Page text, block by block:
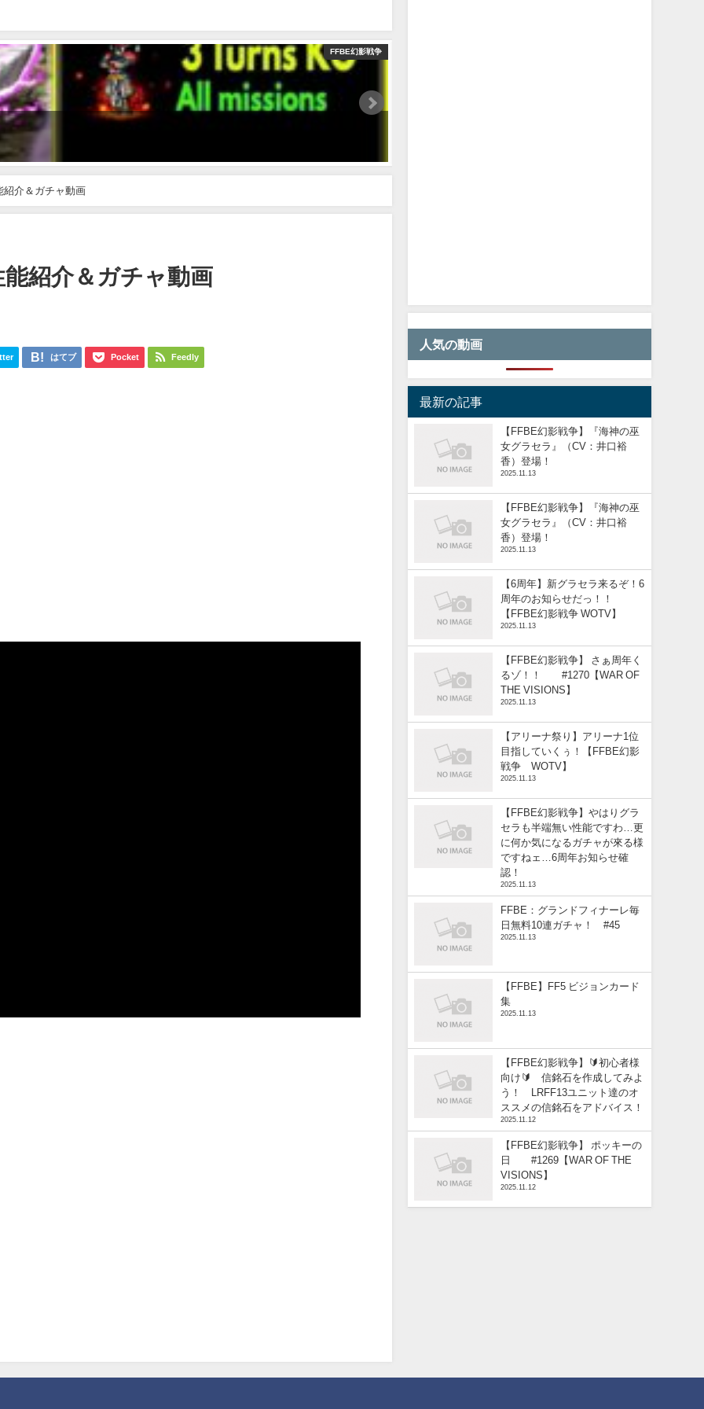
FFBE幻影戦争
介＆ガチャ動画
紹介＆ガチャ動画
はてブ Pocket Feedly
人気の動画
最新の記事
【FFBE幻影戦争】『海神の巫
女グラセラ』（CV：井口裕
香）登場！
2025.11.13
【FFBE幻影戦争】『海神の巫
女グラセラ』（CV：井口裕
香）登場！
2025.11.13
【6周年】新グラセラ来るぞ！6
周年のお知らせだっ！！
【FFBE幻影戦争 WOTV】
2025.11.13
【FFBE幻影戦争】 さぁ周年く
るゾ！！ #1270【WAR OF
THE VISIONS】
2025.11.13
【アリーナ祭り】アリーナ1位
目指していくぅ！【FFBE幻影
戦争 WOTV】
2025.11.13
【FFBE幻影戦争】やはりグラ
セラも半端無い性能ですわ…更
に何か気になるガチャが來る様
ですねェ…6周年お知らせ確
認！
2025.11.13
FFBE：グランドフィナーレ毎
日無料10連ガチャ！ #45
2025.11.13
【FFBE】FF5 ビジョンカード
集
2025.11.13
【FFBE幻影戦争】🔰初心者様
向け🔰 信銘石を作成してみよ
う！ LRFF13ユニット達のオ
ススメの信銘石をアドバイス！
2025.11.12
【FFBE幻影戦争】 ポッキーの
日 #1269【WAR OF THE
VISIONS】
2025.11.12